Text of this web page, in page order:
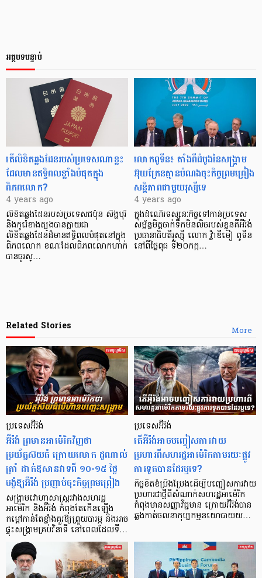
អត្ថបទបន្ទាប់
តើលិខិតឆ្លងដែនរបស់ប្រទេសណាខ្លះ
ដែលមានឥទ្ធិពលខ្លាំងបំផុតក្នុង
ពិភពលោក?
4 years ago
លិខិតឆ្លងដែនរបស់ប្រទេសជប៉ុន សិង្ហបុរី
និងកូរ៉េខាងត្បូងបានក្លាយជា
លិខិតឆ្លងដែនដ៏មានឥទ្ធិពលបំផុតនៅក្នុង
ពិភពលោក ខណៈដែលពិភពលោកហាក់
បានធូរស្…
លោកពូទីន៖ តាំងពីដំបូងនៃសង្គ្រាម
អ៊ុយក្រែនគ្មានបំណងចុះកិច្ចព្រមព្រៀង
សន្តិភាពជាមួយរុស្សីទេ
4 years ago
ក្នុងដំណើរទស្សនៈកិច្ចទៅកាន់ប្រទេស
សម្ព័ន្ធមិត្តចាក់ទឹកមិនលិចរបស់ខ្លួនគឺអីរ៉ង់
ប្រធានាធិបតីរុស្ស៊ី លោក វ្ល៉ាឌីមៀ ពូទីន
នៅពីថ្ងៃពុធ ទី២០កក្ក…
More
Related Stories
ប្រទេសអ៊ីរ៉ង់
អ៊ីរ៉ង់ ព្រមានអាម៉េរិកវិញថា
ប្រយ័ត្នស៊យធំ ក្រោយលោក ដូណាល់
ត្រាំ ដាក់ឱសានវាទពី ១០-១៥ ថ្ងៃ
បង្ខំឱ្យអ៊ីរ៉ង់ ប្រញាប់ចុះកិច្ចព្រមព្រៀង
សង្គ្រាមវោហាសាស្ត្ររវាងសហរដ្ឋ
អាម៉េរិក និងអ៊ីរ៉ង់ កំពុងតែកើនឡើង
កម្ដៅកាន់តែខ្លាំងគួរឱ្យព្រួយបារម្ភ និងអាច
ផ្ទុះសង្គ្រាមគ្រប់វិនាទី នៅពេលដែលទី…
ប្រទេសអ៊ីរ៉ង់
តើអ៊ីរ៉ង់អាចបញ្ចៀសការវាយ
ប្រហារពីសហរដ្ឋអាម៉េរិកតាមរយៈផ្លូវ
ការទូតបានដែរឬទេ?
កិច្ចខិតខំប្រឹងប្រែងដើម្បីបញ្ចៀសការវាយ
ប្រហារជាថ្មីពីសំណាក់សហរដ្ឋអាម៉េរិក
កំពុងមានសញ្ញាវិជ្ជមាន ក្រោយអ៊ីរ៉ង់បាន
ឆ្លងកាត់ចលនាកុប្បកម្មនយោបាយយ…